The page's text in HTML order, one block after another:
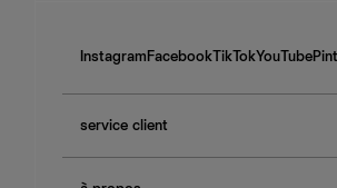
Instagram FacebookTikTokYouTube
service client